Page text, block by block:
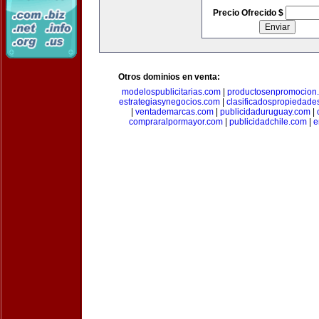
Precio Ofrecido $
Otros dominios en venta:
modelospublicitarias.com
estrategiasynegocios.com|
ventademarcas.com publicidaduruguay.com
compraralpormayor.com| publicidadchile.com|